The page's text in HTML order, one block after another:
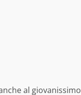
al giovanissimo